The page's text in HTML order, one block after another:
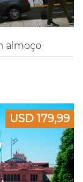
almoço
USD 179,99